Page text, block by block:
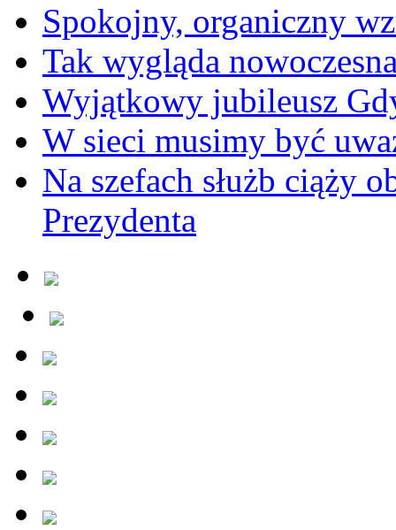
Spokojny, organiczny
Tak wygląda
Wyjątkowy jubileusz
W sieci musimy być
Na szefach służb ciąży
Prezydenta